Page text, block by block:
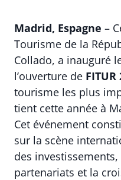
Madrid, Espagne –
Tourisme de la
Collado, a inauguré
l’ouverture de FITUR
tourisme les plus
tient cette année à
Cet événement
sur la scène
des
partenariats et la